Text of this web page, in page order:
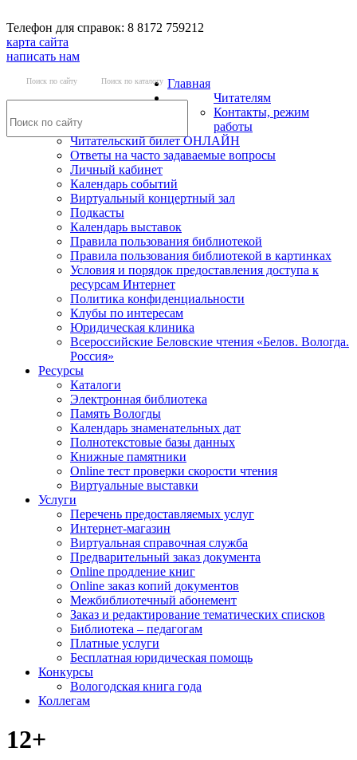
Телефон для справок: 8 8172 759212
карта сайта
написать нам
Поиск по сайту Поиск по каталогу Главная
Читателям
Контакты, режим
работы
Читательский билет ОНЛАЙН
Ответы на часто задаваемые вопросы
Личный кабинет
Календарь событий
Виртуальный концертный зал
Подкасты
Календарь выставок
Правила пользования библиотекой
Правила пользования библиотекой в картинках
Условия и порядок предоставления доступа к
ресурсам Интернет
Политика конфиденциальности
Клубы по интересам
Юридическая клиника
Всероссийские Беловские чтения «Белов. Вологда.
Россия»
Ресурсы
Каталоги
Электронная библиотека
Память Вологды
Календарь знаменательных дат
Полнотекстовые базы данных
Книжные памятники
Online тест проверки скорости чтения
Виртуальные выставки
Услуги
Перечень предоставляемых услуг
Интернет-магазин
Виртуальная справочная служба
Предварительный заказ документа
Online продление книг
Online заказ копий документов
Межбиблиотечный абонемент
Заказ и редактирование тематических списков
Библиотека – педагогам
Платные услуги
Бесплатная юридическая помощь
Конкурсы
Вологодская книга года
Коллегам
12+